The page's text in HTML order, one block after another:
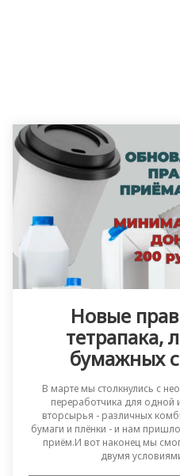
Новые
тетрапака,
бумажных
В марте мы столкнулись с
переработчика для
вторсырья - различных
бумаги и плёнки - и нам
приём.И вот наконец мы
двумя